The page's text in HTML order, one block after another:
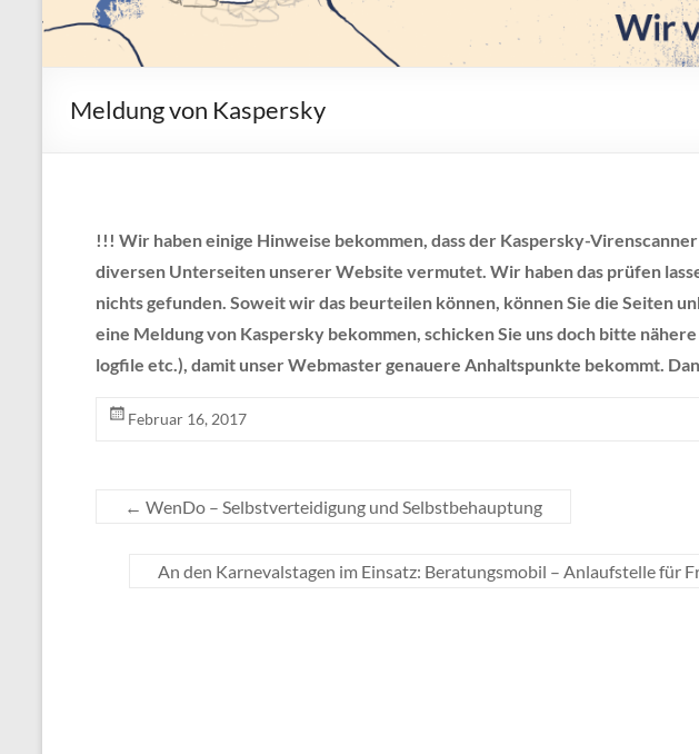
Meldung von Kaspersky
!!! Wir haben einige Hinweise bekommen, dass der Kaspersky-
diversen Unterseiten unserer Website vermutet. Wir haben das prüfen
nichts gefunden. Soweit wir das beurteilen können, können Sie die Seiten
eine Meldung von Kaspersky bekommen, schicken Sie uns doch bitte
logfile etc.), damit unser Webmaster genauere Anhaltspunkte bekommt.
Februar 16, 2017
← WenDo – Selbstverteidigung und Selbstbehauptung
An den Karnevalstagen im Einsatz: Beratungsmobil – Anlaufstelle für